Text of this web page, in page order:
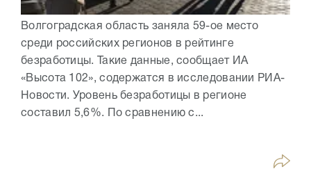
Волгоградская область заняла 59-ое место
среди российских регионов в рейтинге
безработицы. Такие данные, сообщает ИА
«Высота 102», содержатся в исследовании РИА-
Новости. Уровень безработицы в регионе
составил 5,6%. По сравнению с...